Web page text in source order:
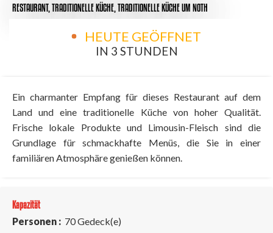
RESTAURANT, TRADITIONELLE KÜCHE, TRADITIONELLE KÜCHEUM NOTH
HEUTE GEÖFFNET
IN 3 STUNDEN
Ein charmanter Empfang für dieses Restaurant auf dem
Land und eine traditionelle Küche von hoher Qualität.
Frische lokale Produkte und Limousin-Fleisch sind die
Grundlage für schmackhafte Menüs, die Sie in einer
familiären Atmosphäre genießen können.
Kapazität
Personen : 70 Gedeck(e)